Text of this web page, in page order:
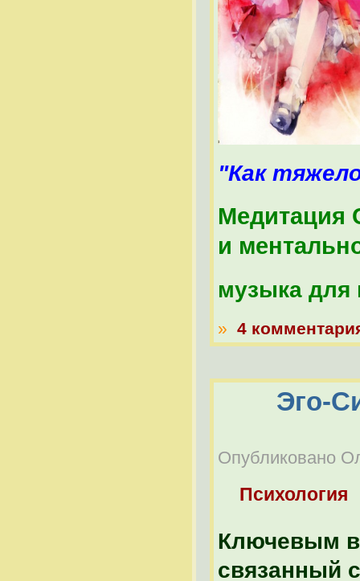
"Как
и
музыка для
» 4
Эго-
Опубликовано
Психология
Ключевым
связанный